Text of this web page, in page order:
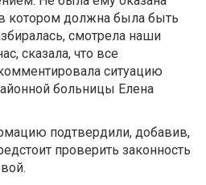
котором должна была быть
смотрела наши
сказала, что все
ситуацию
больницы Елена
подтвердили, добавив,
проверить законность